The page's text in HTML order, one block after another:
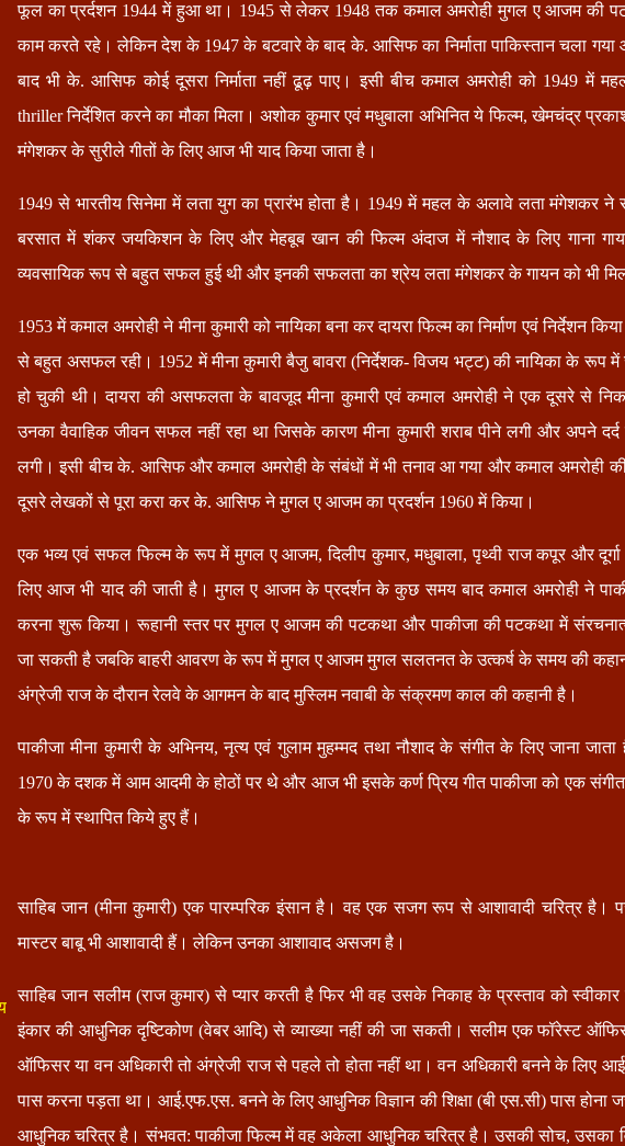
फूल का प्रर्दशन 1944 में हुआ था। 1945 से लेकर 1948 तक कमाल अमरोही मुगल ए आजम की
काम करते रहे। लेकिन देश के 1947 के बटवारे के बाद के. आसिफ का निर्माता पाकिस्तान चला
बाद भी के. आसिफ कोई दूसरा निर्माता नहीं ढूढ़ पाए। इसी बीच कमाल अमरोही को 1949 में
thriller निर्देशित करने का मौका मिला। अशोक कुमार एवं मधुबाला अभिनित ये फिल्म, खेमचंद्र
मंगेशकर के सुरीले गीतों के लिए आज भी याद किया जाता है।
1949 से भारतीय सिनेमा में लता युग का प्रारंभ होता है। 1949 में महल के अलावे लता मंगेशकर ने
बरसात में शंकर जयकिशन के लिए और मेहबूब खान की फिल्म अंदाज में नौशाद के लिए गाना
व्यवसायिक रूप से बहुत सफल हुई थी और इनकी सफलता का श्रेय लता मंगेशकर के गायन को भी
1953 में कमाल अमरोही ने मीना कुमारी को नायिका बना कर दायरा फिल्म का निर्माण एवं निर्देशन
से बहुत असफल रही। 1952 में मीना कुमारी बैजु बावरा (निर्देशक- विजय भट्ट) की नायिका के रूप
हो चुकी थी। दायरा की असफलता के बावजूद मीना कुमारी एवं कमाल अमरोही ने एक दूसरे से
उनका वैवाहिक जीवन सफल नहीं रहा था जिसके कारण मीना कुमारी शराब पीने लगी और अपने दर्द
लगी। इसी बीच के. आसिफ और कमाल अमरोही के संबंधों में भी तनाव आ गया और कमाल अमरोही
दूसरे लेखकों से पूरा करा कर के. आसिफ ने मुगल ए आजम का प्रदर्शन 1960 में किया।
एक भव्य एवं सफल फिल्म के रूप में मुगल ए आजम, दिलीप कुमार, मधुबाला, पृथ्वी राज कपूर और
लिए आज भी याद की जाती है। मुगल ए आजम के प्रदर्शन के कुछ समय बाद कमाल अमरोही ने
करना शुरू किया। रूहानी स्तर पर मुगल ए आजम की पटकथा और पाकीजा की पटकथा में
जा सकती है जबकि बाहरी आवरण के रूप में मुगल ए आजम मुगल सलतनत के उत्कर्ष के समय की
अंग्रेजी राज के दौरान रेलवे के आगमन के बाद मुस्लिम नवाबी के संक्रमण काल की कहानी है।
पाकीजा मीना कुमारी के अभिनय, नृत्य एवं गुलाम मुहम्मद तथा नौशाद के संगीत के लिए जाना
1970 के दशक में आम आदमी के होठों पर थे और आज भी इसके कर्ण प्रिय गीत पाकीजा को एक
के रूप में स्थापित किये हुए हैं।
साहिब जान (मीना कुमारी) एक पारम्परिक इंसान है। वह एक सजग रूप से आशावादी चरित्र है।
मास्टर बाबू भी आशावादी हैं। लेकिन उनका आशावाद असजग है।
साहिब जान सलीम (राज कुमार) से प्यार करती है फिर भी वह उसके निकाह के प्रस्ताव को
इंकार की आधुनिक दृष्टिकोण (वेबर आदि) से व्याख्या नहीं की जा सकती। सलीम एक फॉरेस्ट
ऑफिसर या वन अधिकारी तो अंग्रेजी राज से पहले तो होता नहीं था। वन अधिकारी बनने के लिए
पास करना पड़ता था। आई.एफ.एस. बनने के लिए आधुनिक विज्ञान की शिक्षा (बी एस.सी) पास होना
आधुनिक चरित्र है। संभवत: पाकीजा फिल्म में वह अकेला आधुनिक चरित्र है। उसकी सोच, उसका